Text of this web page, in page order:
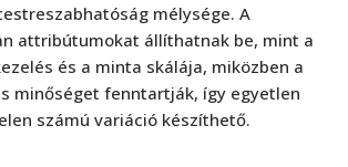
mélysége. A
attribútumokat állíthatnak be, mint a
és a minta skálája, miközben a
minőséget fenntartják, így egyetlen
számú variáció készíthető.